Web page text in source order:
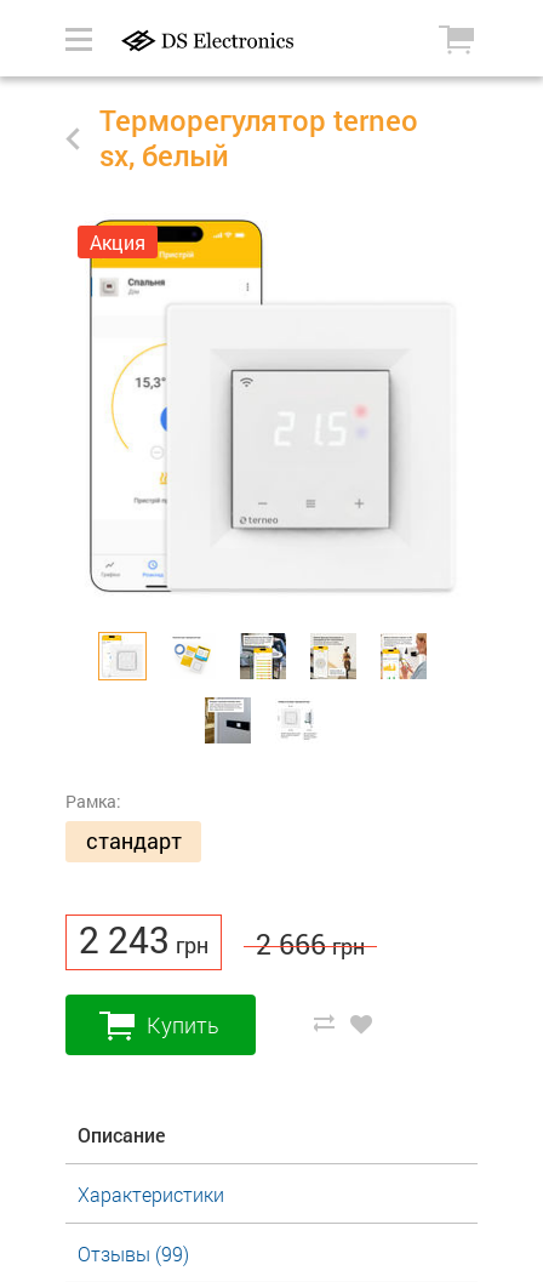
Терморегулятор terneo
sx, белый
Акция
Рамка:
стандарт
2 243 грн 2 666 грн
Купить
Описание
Характеристики
Отзывы (99)